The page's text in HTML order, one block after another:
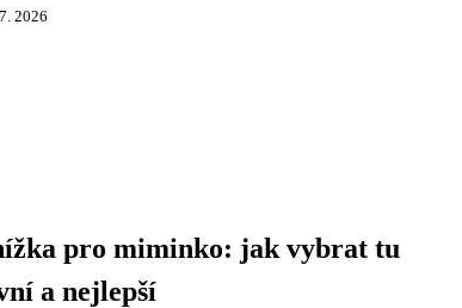
2026
pro miminko: jak vybrat tu
a nejlepší